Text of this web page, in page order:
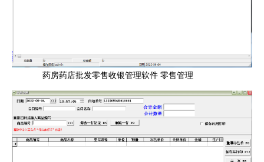
药房药店批发零售收银管理软件 零售管理